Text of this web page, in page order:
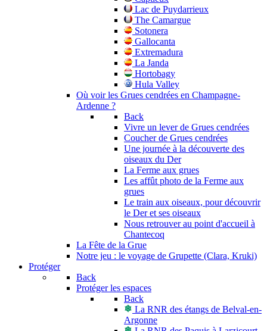
Lac de Puydarrieux
The Camargue
Sotonera
Gallocanta
Extremadura
La Janda
Hortobagy
Hula Valley
Où voir les Grues cendrées en Champagne-
Ardenne ?
Back
Vivre un lever de Grues cendrées
Coucher de Grues cendrées
Une journée à la découverte des
oiseaux du Der
La Ferme aux grues
Les affût photo de la Ferme aux
grues
Le train aux oiseaux, pour découvrir
le Der et ses oiseaux
Nous retrouver au point d'accueil à
Chantecoq
La Fête de la Grue
Notre jeu : le voyage de Grupette (Clara, Kruki)
Protéger
Back
Protéger les espaces
Back
La RNR des étangs de Belval-en-
Argonne